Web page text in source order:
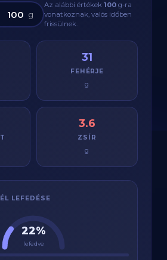
g
Az alábbi értékek 100 g-ra
vonatkoznak, valós időben
frissülnek.
31
FEHÉRJE
g
3.6
ZSÍR
g
LEFEDÉSE
22%
lefedve